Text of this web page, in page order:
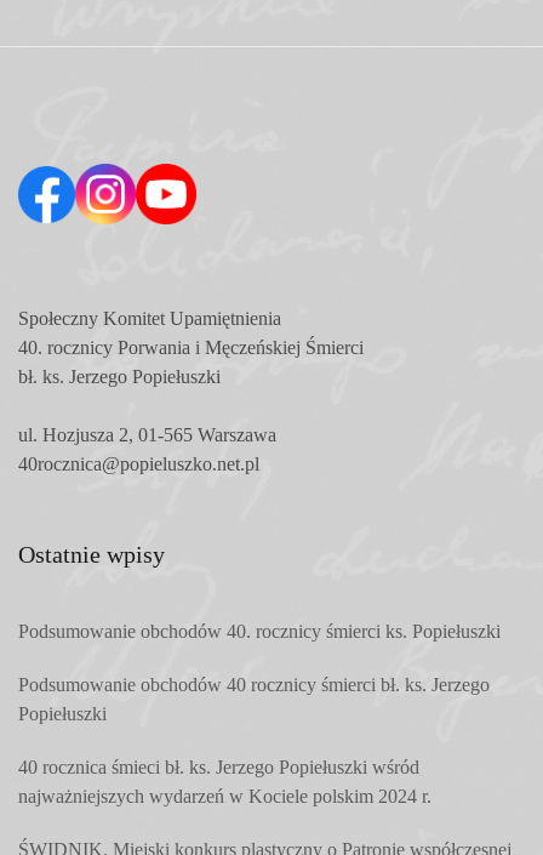
Społeczny Komitet Upamiętnienia
40. rocznicy Porwania i Męczeńskiej Śmierci
bł. ks. Jerzego Popiełuszki
ul. Hozjusza 2, 01-565 Warszawa
40rocznica@popieluszko.net.pl
Ostatnie wpisy
Podsumowanie obchodów 40. rocznicy śmierci ks. Popiełuszki
Podsumowanie obchodów 40 rocznicy śmierci bł. ks. Jerzego
Popiełuszki
40 rocznica śmieci bł. ks. Jerzego Popiełuszki wśród
najważniejszych wydarzeń w Kociele polskim 2024 r.
ŚWIDNIK. Miejski konkurs plastyczny o Patronie współczesnej